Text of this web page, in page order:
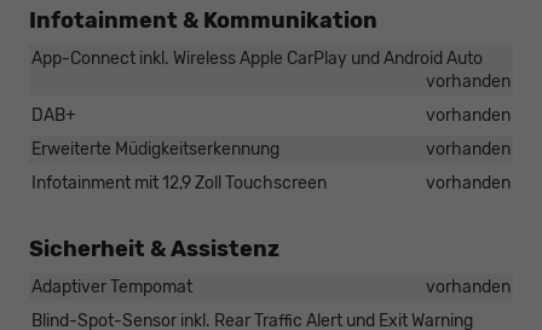
Infotainment & Kommunikation
App-Connect inkl. Wireless Apple CarPlay und Android Auto
vorhanden
DAB+
vorhanden
Erweiterte Müdigkeitserkennung
vorhanden
Infotainment mit 12,9 Zoll Touchscreen
vorhanden
Sicherheit & Assistenz
Adaptiver Tempomat
vorhanden
Blind-Spot-Sensor inkl. Rear Traffic Alert und Exit Warning